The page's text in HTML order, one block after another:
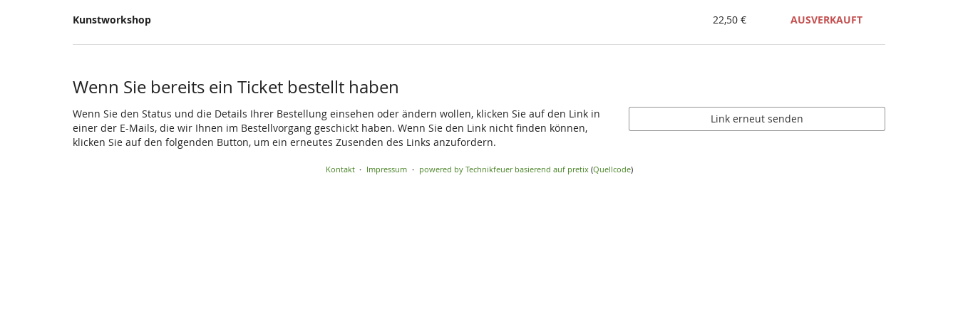
Kunstworkshop 22,50 € AUSVERKAUFT
Wenn Sie bereits ein Ticket bestellt haben
Wenn Sie den Status und die Details Ihrer Bestellung einsehen oder ändern wollen, klicken Sie auf den Link in
einer der E-Mails, die wir Ihnen im Bestellvorgang geschickt haben. Wenn Sie den Link nicht finden können,
klicken Sie auf den folgenden Button, um ein erneutes Zusenden des Links anzufordern.
Link erneut senden
Kontakt Impressum powered by Technikfeuer basierend auf pretix(Quellcode)